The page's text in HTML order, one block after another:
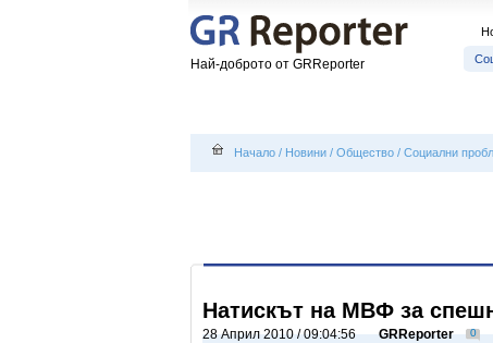
Най-доброто от GRReporter
Начало / Новини / Общество / Социални
Натискът на МВФ за
28 Април 2010 / 09:04:56 GRReporter 0